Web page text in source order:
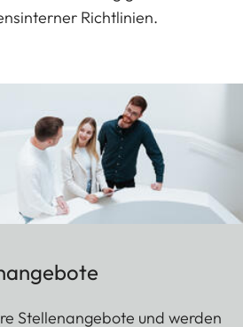
Richtlinien.
Stellenangebote und werden